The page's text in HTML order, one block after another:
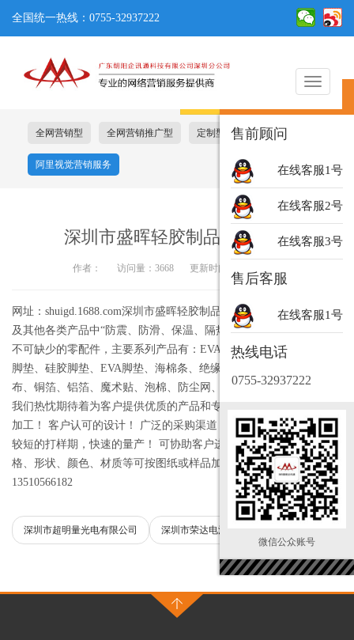
全国统一热线：0755-32937222
切
全网营销型 全网营销推广型 定制型 阿里基础服务包
阿里视觉营销服务
深圳市盛晖轻胶制品有限公司
作者： 访问量：3668 更新时间：2019-02-27
网址：shuigd.1688.com深圳市盛晖轻胶制品有限公司以电子 、电器
及其他各类产品中“防震、防滑、保温、隔热、阻燃、绝缘”，包装等
不可缺少的零配件，主要系列产品有：EVA海绵条、易撕贴、 橡胶
脚垫、硅胶脚垫、EVA脚垫、海棉条、绝缘材料、导电泡棉、导电
布、铜箔、铝箔、魔术贴、泡棉、防尘网、保保膜、胶垫等制品。
我们热忱期待着为客户提供优质的产品和专业的服务！ 专业的配件
加工！ 客户认可的设计！ 广泛的采购渠道！ 高度负责的业务团队！
较短的打样期，快速的量产！ 可协助客户进行各种设计和制作，规
格、形状、颜色、材质等可按图纸或样品加工！合作热线：
13510566182
深圳市超明量光电有限公司 深圳市荣达电池有限公司
售前顾问
在线客服1号
在线客服2号
在线客服3号
售后客服
在线客服1号
热线电话
0755-32937222
微信公众账号